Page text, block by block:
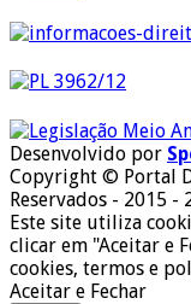
Desenvolvido por
Copyright © Portal
Reservados - 2015 -
Este site utiliza
clicar em "Aceitar e
cookies, termos e
Aceitar e Fechar